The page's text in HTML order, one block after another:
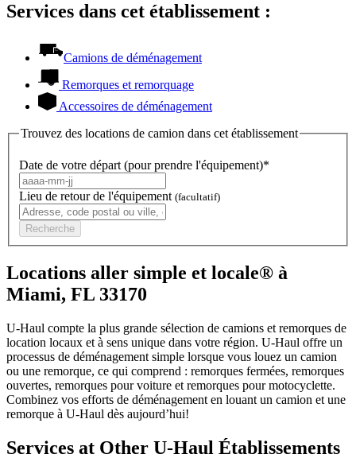
Services dans cet établissement :
Camions de déménagement
Remorques et remorquage
Accessoires de déménagement
Trouvez des locations de camion dans cet établissement
Date de votre départ (pour prendre l'équipement)*
Lieu de retour de l'équipement (facultatif)
Recherche
Locations aller simple et locale® à
Miami, FL 33170
U-Haul compte la plus grande sélection de camions et remorques de
location locaux et à sens unique dans votre région. U-Haul offre un
processus de déménagement simple lorsque vous louez un camion
ou une remorque, ce qui comprend : remorques fermées, remorques
ouvertes, remorques pour voiture et remorques pour motocyclette.
Combinez vos efforts de déménagement en louant un camion et une
remorque à U-Haul dès aujourd’hui!
Services at Other U-Haul Établissements